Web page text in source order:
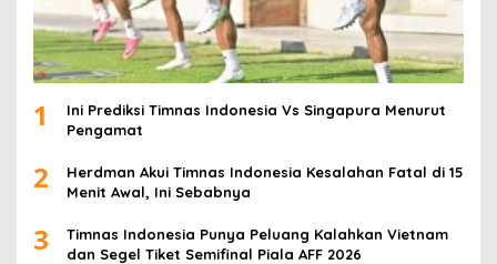
1
Ini Prediksi Timnas Indonesia Vs Singapura Menurut
Pengamat
2
Herdman Akui Timnas Indonesia Kesalahan Fatal di 15
Menit Awal, Ini Sebabnya
3
Timnas Indonesia Punya Peluang Kalahkan Vietnam
dan Segel Tiket Semifinal Piala AFF 2026